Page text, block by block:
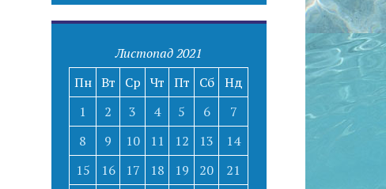
Листопад 2021
Пн Вт Ср Чт Пт Сб Нд
1
2 3 4 5 6
7
8
9 10 11 12 13
14
15
16 17 18 19 20
21